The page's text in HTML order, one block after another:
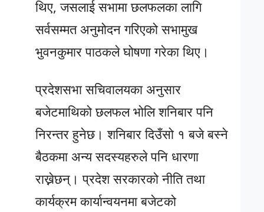
थिए, जसलाई सभामा छलफलका लागि
सर्वसम्मत अनुमोदन गरिएको सभामुख
भुवनकुमार पाठकले घोषणा गरेका थिए।
प्रदेशसभा सचिवालयका अनुसार
बजेटमाथिको छलफल भोलि शनिबार पनि
निरन्तर हुनेछ। शनिबार दिउँसो १ बजे बस्ने
बैठकमा अन्य सदस्यहरुले पनि धारणा
राख्नेछन्। प्रदेश सरकारको नीति तथा
कार्यक्रम कार्यान्वयनमा बजेटको